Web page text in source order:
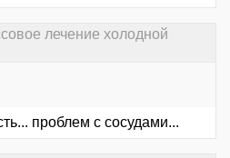
лечение холодной
проблем с сосудами...